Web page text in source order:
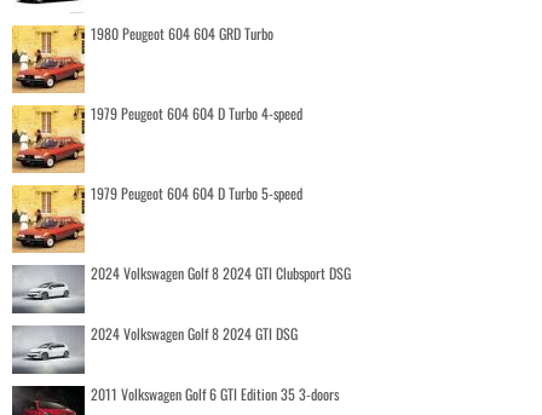
1980 Peugeot 604 604 GRD Turbo
1979 Peugeot 604 604 D Turbo 4-speed
1979 Peugeot 604 604 D Turbo 5-speed
2024 Volkswagen Golf 8 2024 GTI Clubsport DSG
2024 Volkswagen Golf 8 2024 GTI DSG
2011 Volkswagen Golf 6 GTI Edition 35 3-doors